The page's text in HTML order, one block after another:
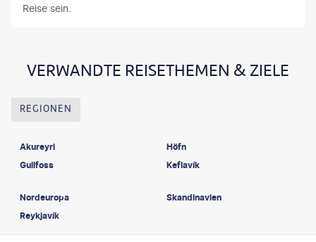
Reise sein.
VERWANDTE REISETHEMEN & ZIELE
REGIONEN
Akureyri
Gullfoss
Höfn
Keflavík
Nordeuropa
Reykjavík
Skandinavien